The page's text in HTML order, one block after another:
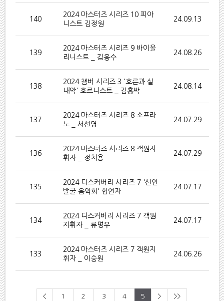
140
2024 마스터즈 시리즈 10 피아
니스트 김정원
24.09.13
139
2024 마스터즈 시리즈 9 바이올
리니스트 _ 김응수
24.08.26
138
2024 챔버 시리즈 3 '호른과 실
내악' 호르니스트 _ 김홍박
24.08.14
137
2024 마스터즈 시리즈 8 소프라
노 _ 서선영
24.07.29
136
2024 마스터즈 시리즈 8 객원지
휘자 _ 정치용
24.07.29
135
2024 디스커버리 시리즈 7 '신인
발굴 음악회' 협연자
24.07.17
134
2024 디스커버리 시리즈 7 객원
지휘자 _ 류명우
24.07.17
133
2024 마스터즈 시리즈 7 객원지
휘자 _ 이승원
24.06.26
< 1 2 3 4 5 > >>